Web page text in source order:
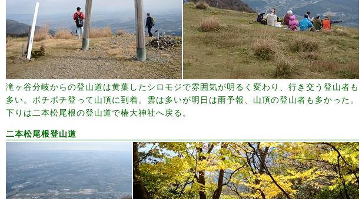
滝ヶ谷分岐からの登山道は黄葉したシロモジで雰囲気が明るく変わり、行き交う登山者も
多い。ボチボチ登って山頂に到着。雲は多いが明日は雨予報、山頂の登山者も多かった。
下りは二本松尾根の登山道で椿大神社へ戻る。
二本松尾根登山道